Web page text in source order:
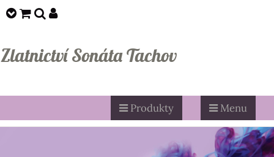
Zlatnictví Sonáta Tachov
Produkty Menu